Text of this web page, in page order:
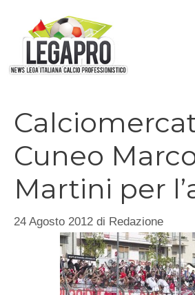
contenuto
Cuneo
Martini per
24 Agosto 2012 di Redazione